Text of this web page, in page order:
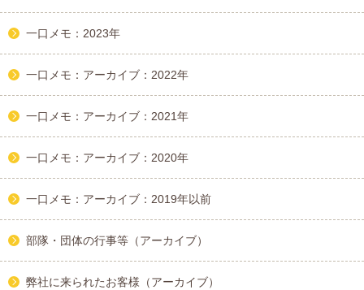
一口メモ：2023年
一口メモ：アーカイブ：2022年
一口メモ：アーカイブ：2021年
一口メモ：アーカイブ：2020年
一口メモ：アーカイブ：2019年以前
部隊・団体の行事等（アーカイブ）
弊社に来られたお客様（アーカイブ）